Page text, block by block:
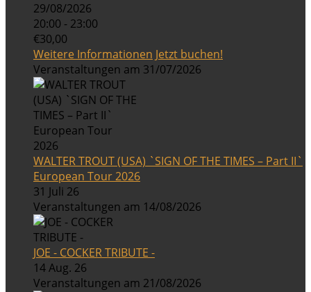
29/08/2026
20:00 - 23:00
€30,00
Weitere Informationen Jetzt buchen!
Veranstaltungen am 31/07/2026
WALTER TROUT (USA) `SIGN OF THE TIMES – Part II`
European Tour 2026
31 Juli 26
Veranstaltungen am 14/08/2026
JOE - COCKER TRIBUTE -
14 Aug. 26
Veranstaltungen am 21/08/2026